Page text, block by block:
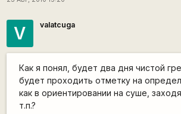
V valatcuga
Как я понял, будет два дня чистой
будет проходить отметку на
как в ориентировании на суше,
т.п.?